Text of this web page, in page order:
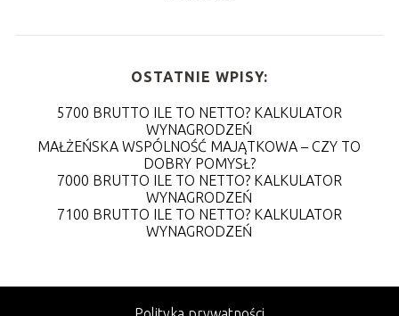
OSTATNIE WPISY:
5700 BRUTTO ILE TO NETTO? KALKULATOR
WYNAGRODZEŃ
MAŁŻEŃSKA WSPÓLNOŚĆ MAJĄTKOWA – CZY TO
DOBRY POMYSŁ?
7000 BRUTTO ILE TO NETTO? KALKULATOR
WYNAGRODZEŃ
7100 BRUTTO ILE TO NETTO? KALKULATOR
WYNAGRODZEŃ